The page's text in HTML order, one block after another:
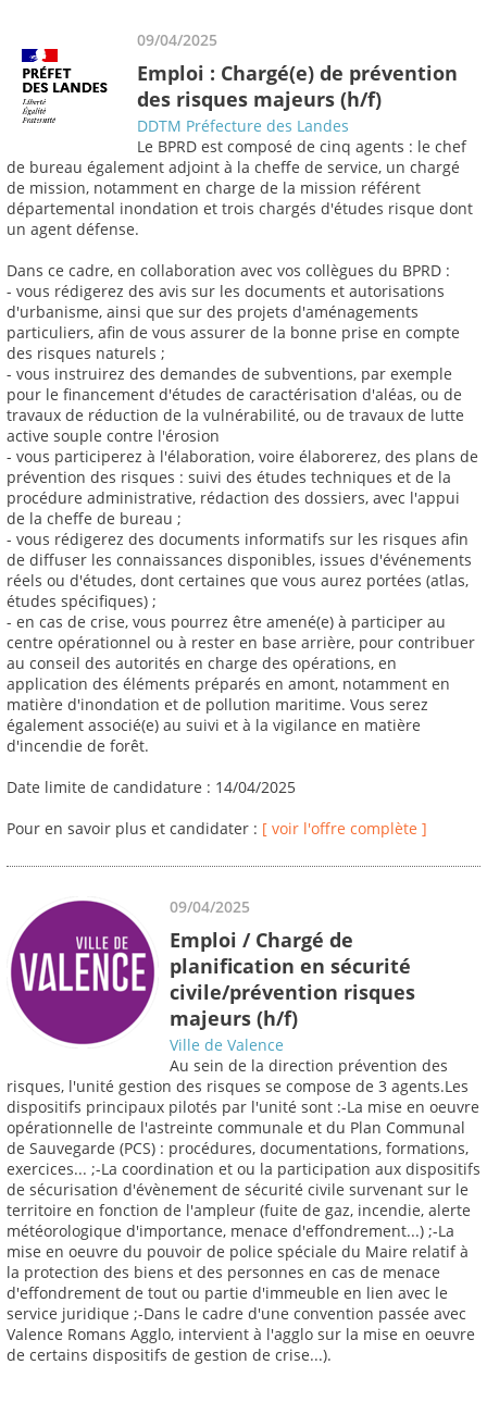
09/04/2025
Emploi : Chargé(e) de prévention
des risques majeurs (h/f)
DDTM Préfecture des Landes
Le BPRD est composé de cinq agents : le chef
de bureau également adjoint à la cheffe de service, un chargé
de mission, notamment en charge de la mission référent
départemental inondation et trois chargés d'études risque dont
un agent défense.
Dans ce cadre, en collaboration avec vos collègues du BPRD :
- vous rédigerez des avis sur les documents et autorisations
d'urbanisme, ainsi que sur des projets d'aménagements
particuliers, afin de vous assurer de la bonne prise en compte
des risques naturels ;
- vous instruirez des demandes de subventions, par exemple
pour le financement d'études de caractérisation d'aléas, ou de
travaux de réduction de la vulnérabilité, ou de travaux de lutte
active souple contre l'érosion
- vous participerez à l'élaboration, voire élaborerez, des plans de
prévention des risques : suivi des études techniques et de la
procédure administrative, rédaction des dossiers, avec l'appui
de la cheffe de bureau ;
- vous rédigerez des documents informatifs sur les risques afin
de diffuser les connaissances disponibles, issues d'événements
réels ou d'études, dont certaines que vous aurez portées (atlas,
études spécifiques) ;
- en cas de crise, vous pourrez être amené(e) à participer au
centre opérationnel ou à rester en base arrière, pour contribuer
au conseil des autorités en charge des opérations, en
application des éléments préparés en amont, notamment en
matière d'inondation et de pollution maritime. Vous serez
également associé(e) au suivi et à la vigilance en matière
d'incendie de forêt.
Date limite de candidature : 14/04/2025
Pour en savoir plus et candidater : [ voir l'offre complète ]
09/04/2025
Emploi / Chargé de
planification en sécurité
civile/prévention risques
majeurs (h/f)
Ville de Valence
Au sein de la direction prévention des
risques, l'unité gestion des risques se compose de 3 agents.Les
dispositifs principaux pilotés par l'unité sont :-La mise en oeuvre
opérationnelle de l'astreinte communale et du Plan Communal
de Sauvegarde (PCS) : procédures, documentations, formations,
exercices... ;-La coordination et ou la participation aux dispositifs
de sécurisation d'évènement de sécurité civile survenant sur le
territoire en fonction de l'ampleur (fuite de gaz, incendie, alerte
météorologique d'importance, menace d'effondrement...) ;-La
mise en oeuvre du pouvoir de police spéciale du Maire relatif à
la protection des biens et des personnes en cas de menace
d'effondrement de tout ou partie d'immeuble en lien avec le
service juridique ;-Dans le cadre d'une convention passée avec
Valence Romans Agglo, intervient à l'agglo sur la mise en oeuvre
de certains dispositifs de gestion de crise...).